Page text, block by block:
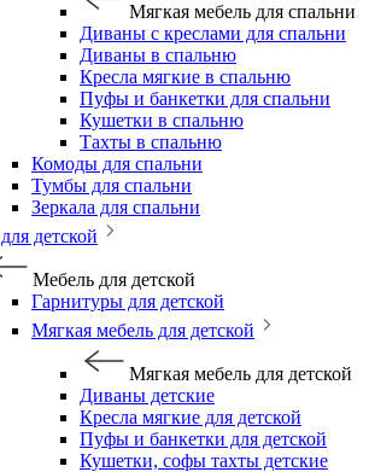
Мягкая мебель для спальни
Диваны с креслами для спальни
Диваны в спальню
Кресла мягкие в спальню
Пуфы и банкетки для спальни
Кушетки в спальню
Тахты в спальню
Комоды для спальни
Тумбы для спальни
Зеркала для спальни
детской
Мебель для детской
Гарнитуры для детской
Мягкая мебель для детской
Мягкая мебель для детской
Диваны детские
Кресла мягкие для детской
Пуфы и банкетки для детской
Кушетки, софы тахты детские